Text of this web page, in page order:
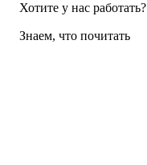
Хотите у нас работать?
Знаем, что почитать